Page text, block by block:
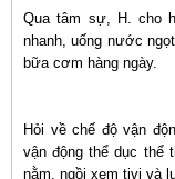
Qua tâm sự, H. cho
nhanh, uống nước
bữa cơm hàng ngày.
Hỏi về chế độ vận
vận động thể dục thể
nằm, ngồi xem tivi và